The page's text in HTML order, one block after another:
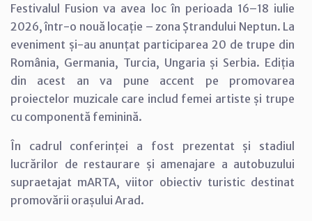
Festivalul Fusion va avea loc în perioada 16–18 iulie
2026, într-o nouă locație – zona Ștrandului Neptun. La
eveniment și-au anunțat participarea 20 de trupe din
România, Germania, Turcia, Ungaria și Serbia. Ediția
din acest an va pune accent pe promovarea
proiectelor muzicale care includ femei artiste și trupe
cu componentă feminină.
În cadrul conferinței a fost prezentat și stadiul
lucrărilor de restaurare și amenajare a autobuzului
supraetajat mARTA, viitor obiectiv turistic destinat
promovării orașului Arad.